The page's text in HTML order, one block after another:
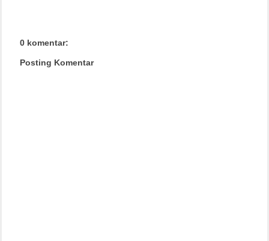
0 komentar:
Posting Komentar